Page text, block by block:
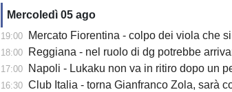
Mercoledì 05 ago
19:00 Mercato Fiorentina - colpo dei viola che si aggiudicano il
18:00 Reggiana - nel ruolo di dg potrebbe arrivare
17:00 Napoli - Lukaku non va in ritiro dopo un
16:30 Club Italia - torna Gianfranco Zola, sarà coordinatore